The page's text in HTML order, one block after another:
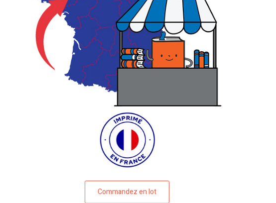
Commandez en lot